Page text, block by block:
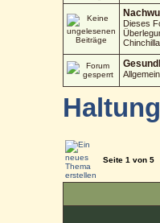
Dieses
Seite1 von5